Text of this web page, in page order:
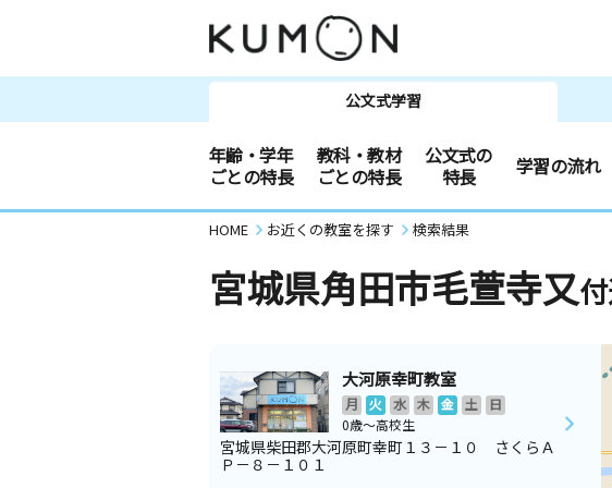
公文式学習
年齢・学年
ごとの特長
教科・教材
ごとの特長
公文式の
特長
学習の流れ
HOME お近くの教室を探す 検索結果
宮城県角田市毛萱寺又
大河原幸町教室
月 火 水 木 金 土
日
0歳～高校生
宮城県柴田郡大河原町幸町１３－１０ さくらＡ
Ｐ－８－１０１